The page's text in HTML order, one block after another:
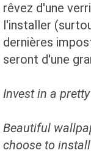
rêvez d'une
l'installer
dernières
seront d'une
Invest in a
Beautiful
choose to